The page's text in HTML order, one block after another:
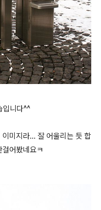
입니다^^
미지라... 잘 어울리는 듯 합
어봤네요ㅋ